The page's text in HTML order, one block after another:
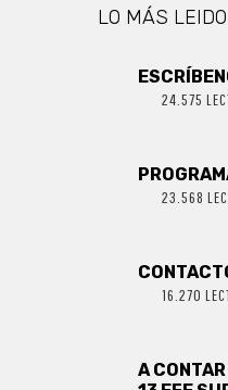
LO MÁS LEIDO
24.575
23.568
16.270
A